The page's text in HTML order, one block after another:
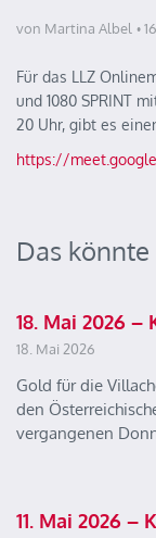
von Martina Albel
Für das LLZ
und 1080 SPRINT
20 Uhr, gibt es
https://
Das
18. Mai 2026 –
18. Mai 2026
Gold für die
den
vergangenen
11. Mai 2026 –